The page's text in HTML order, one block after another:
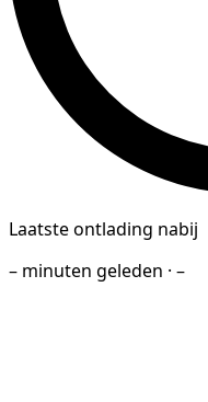
Laatste ontlading nabij
– minuten geleden · –